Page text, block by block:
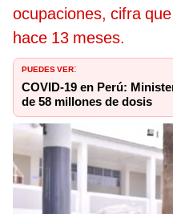
ocupaciones, cifra
hace 13 meses.
PUEDES VER:
COVID-19 en Perú:
de 58 millones de dosis